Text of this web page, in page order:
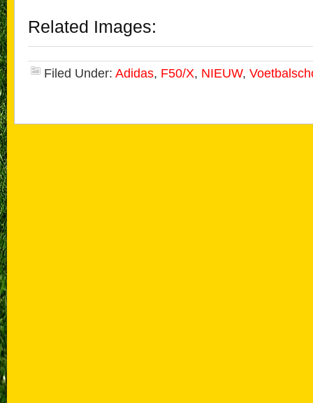
Related Images:
Filed Under: Adidas, F50/X, NIEUW,